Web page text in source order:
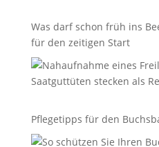
Was darf schon früh ins
für den zeitigen Start
Pflegetipps für den